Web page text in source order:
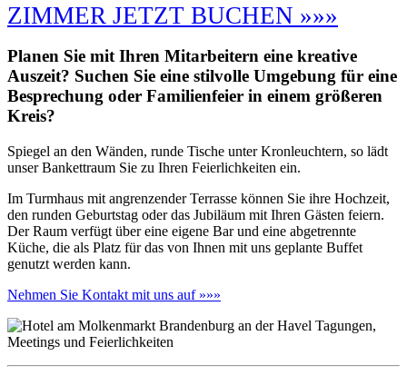
ZIMMER JETZT BUCHEN »»»
Planen Sie mit Ihren Mitarbeitern eine kreative
Auszeit? Suchen Sie eine stilvolle Umgebung für eine
Besprechung oder Familienfeier in einem größeren
Kreis?
Spiegel an den Wänden, runde Tische unter Kronleuchtern, so lädt
unser Bankettraum Sie zu Ihren Feierlichkeiten ein.
Im Turmhaus mit angrenzender Terrasse können Sie ihre Hochzeit,
den runden Geburtstag oder das Jubiläum mit Ihren Gästen feiern.
Der Raum verfügt über eine eigene Bar und eine abgetrennte
Küche, die als Platz für das von Ihnen mit uns geplante Buffet
genutzt werden kann.
Nehmen Sie Kontakt mit uns auf »»»